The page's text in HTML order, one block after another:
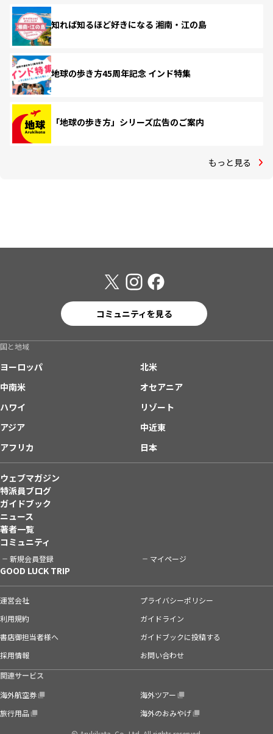
知れば知るほど好きになる 湘南・江の島
地球の歩き方45周年記念 インド特集
「地球の歩き方」シリーズ広告のご案内
もっと見る
コミュニティを見る
国と地域
ヨーロッパ
北米
中南米
オセアニア
ハワイ
リゾート
アジア
中近東
アフリカ
日本
ウェブマガジン
特派員ブログ
ガイドブック
ニュース
著者一覧
コミュニティ
新規会員登録 マイページ
GOOD LUCK TRIP
運営会社
プライバシーポリシー
利用規約
ガイドライン
書店御担当者様へ
ガイドブックに投稿する
採用情報
お問い合わせ
関連サービス
海外航空券
海外ツアー
旅行用品
海外のおみやげ